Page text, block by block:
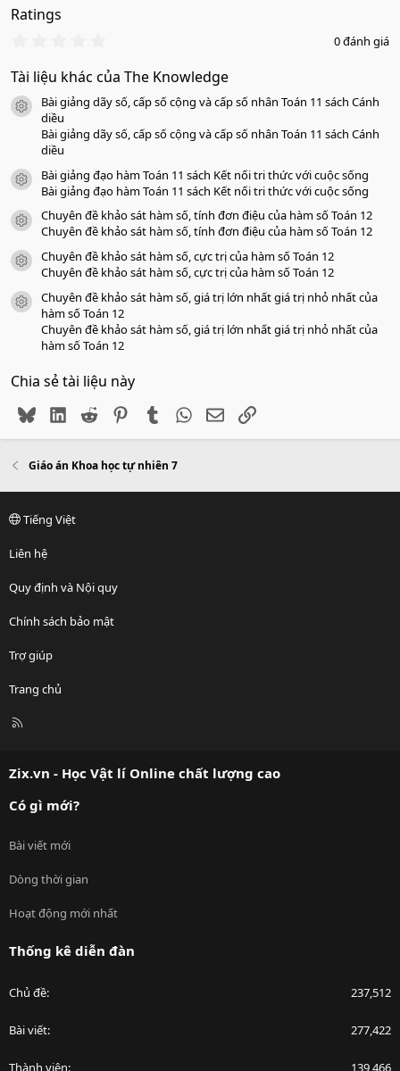
Ratings
0
0
a
0 đánh giá
Tài liệu khác của The Knowledge
icon tài liệu
Bài giảng dãy số, cấp số cộng và cấp số nhân Toán 11 sách Cánh
diều
Bài giảng dãy số, cấp số cộng và cấp số nhân Toán 11 sách Cánh
diều
icon tài liệu
Bài giảng đạo hàm Toán 11 sách Kết nối tri thức với cuộc sống
Bài giảng đạo hàm Toán 11 sách Kết nối tri thức với cuộc sống
icon tài liệu
Chuyên đề khảo sát hàm số, tính đơn điệu của hàm số Toán 12
Chuyên đề khảo sát hàm số, tính đơn điệu của hàm số Toán 12
icon tài liệu
Chuyên đề khảo sát hàm số, cực trị của hàm số Toán 12
Chuyên đề khảo sát hàm số, cực trị của hàm số Toán 12
icon tài liệu
Chuyên đề khảo sát hàm số, giá trị lớn nhất giá trị nhỏ nhất của
hàm số Toán 12
Chuyên đề khảo sát hàm số, giá trị lớn nhất giá trị nhỏ nhất của
hàm số Toán 12
Chia sẻ tài liệu này
BlueskyLinkedIn
Reddit PinterestTumblr WhatsApp
EmailLink
Giáo án Khoa học tự nhiên 7
Tiếng Việt
Liên hệ
Quy định và Nội quy
Chính sách bảo mật
Trợ giúp
Trang chủ
R
Zix.vn - Học Vật lí Online chất lượng cao
Có gì mới?
Bài viết mới
Dòng thời gian
Hoạt động mới nhất
Thống kê diễn đàn
Chủ đề 237,512
Bài viết 277,422
Thành viên 139,466